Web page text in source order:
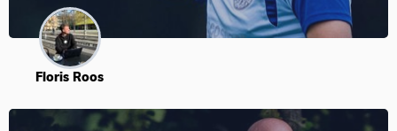
Floris Roos